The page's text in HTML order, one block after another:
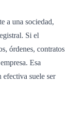
a una sociedad,
Si el
órdenes, contratos
Esa
suele ser